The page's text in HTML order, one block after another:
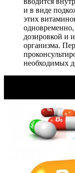
и в виде
этих
одновременно,
дозировкой и
организма.
необходимых